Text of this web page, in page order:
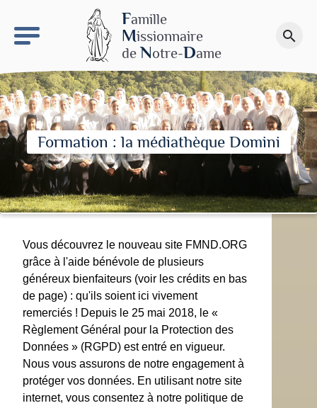
Famille
Missionnaire
de Notre-Dame
search
Faire un don
Formation : la médiathèque Domini
Vous découvrez le nouveau site FMND.ORG
grâce à l'aide bénévole de plusieurs
généreux bienfaiteurs (voir les crédits en bas
de page) : qu'ils soient ici vivement
remerciés ! Depuis le 25 mai 2018, le «
Règlement Général pour la Protection des
Données » (RGPD) est entré en vigueur.
Nous vous assurons de notre engagement à
protéger vos données. En utilisant notre site
internet, vous consentez à notre politique de